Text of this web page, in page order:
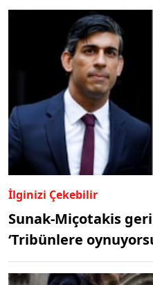
İlginizi Çekebilir
Sunak-Miçotakis
‘Tribünlere